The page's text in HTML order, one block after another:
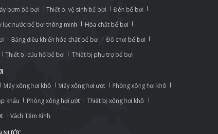
bơm bể bơi Thiết bị vệ sinh bể bơi
Đèn bể bơi
lọc nước bể bơi thông minh
Hóa chất bể bơi
Bảng điều khiển hóa chất bể bơi
Đồ chơi bể bơi
Thiết bị cứu hộ bể bơi Thiết bị phụ trợ bể bơi
Máy xông hơi khô Máy xông hơi ướt
Phòng xông hơi khô
khẩu
Phòng xông hơi ướt
Thiết bị xông hơi khô
Vách Tắm Kính